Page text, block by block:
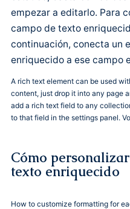
empezar a editarlo. Para
campo de texto
continuación, conecta un
enriquecido a ese campo
A rich text element can be used
content, just drop it into any page
add a rich text field to any
to that field in the settings panel.
Cómo
texto enriquecido
How to customize formatting for